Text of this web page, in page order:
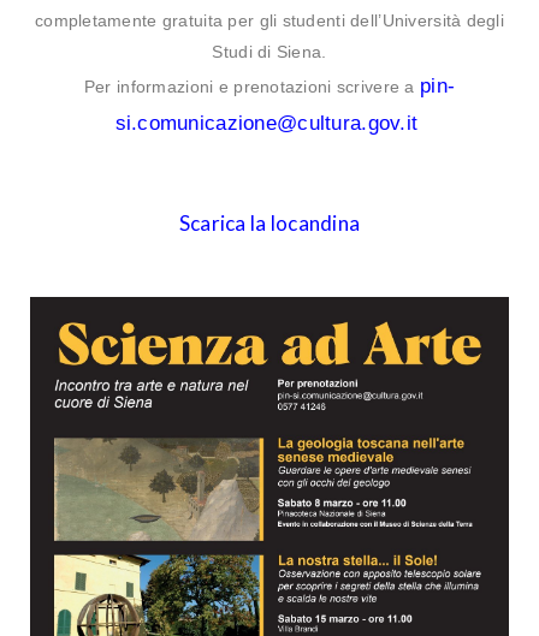
completamente gratuita per gli studenti dell’Università degli
Studi di Siena.
Per informazioni e prenotazioni scrivere a pin-
si.comunicazione@cultura.gov.it
Scarica la locandina